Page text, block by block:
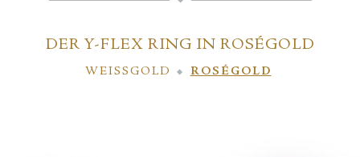
DER Y-FLEX RING IN ROSÉGOLD
WEISSGOLD ROSÉGOLD